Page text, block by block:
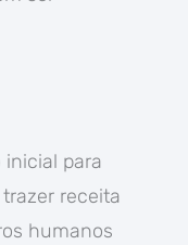
inicial para
receita
humanos